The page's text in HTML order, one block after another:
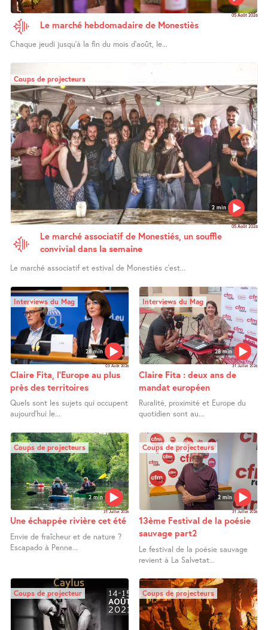
05 Août 2026
Le marché hebdomadaire de Monestiès
Chaque jeudi jusqu’à la fin du mois d’août, le...
2 min
Coups de projecteurs
05 Août 2026
Le marché associatif de Monestiés, un souffle
convivial dans la semaine
Le marché associatif et estival de Monestiés c’est...
28 min
Interviews du Mag
03 Août 2026
Claire Fita, l’Europe au plus
près des territoires
Quels sont les sujets qui occupent
aujourd’hui le...
28 min
Interviews du Mag
31 Juillet 2026
Claire Fita : deux ans de
mandat européen
Ruralité, proximité et Europe du
quotidien sont au...
2 min
Coups de projecteurs
31 Juillet 2026
Une échappée rivière cet été
Envie de fraîcheur et de nature ?
Escapado à Penne...
2 min
Coups de projecteurs
31 Juillet 2026
13ème Festival de la poésie
sauvage part2
Le festival de la poésie sauvage
revient à La Salvetat...
Coups de projecteur Coups de projecteurs